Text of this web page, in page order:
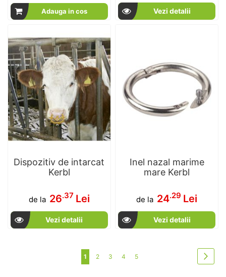
Adauga in cos
Vezi detalii
Dispozitiv de intarcat
Kerbl
de la 26.37 Lei
Vezi detalii
Inel nazal marime
mare Kerbl
de la 24.29 Lei
Vezi detalii
in acest moment cititi pagina
1 2 3 4 5